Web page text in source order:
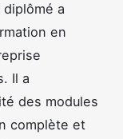
a
en
Il a
des modules
complète et